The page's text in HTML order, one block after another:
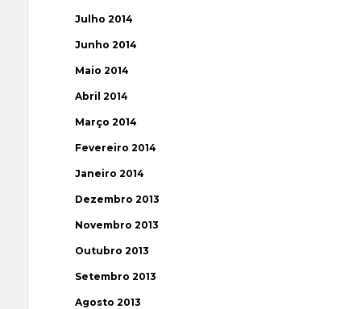
Julho 2014
Junho 2014
Maio 2014
Abril 2014
Março 2014
Fevereiro 2014
Janeiro 2014
Dezembro 2013
Novembro 2013
Outubro 2013
Setembro 2013
Agosto 2013